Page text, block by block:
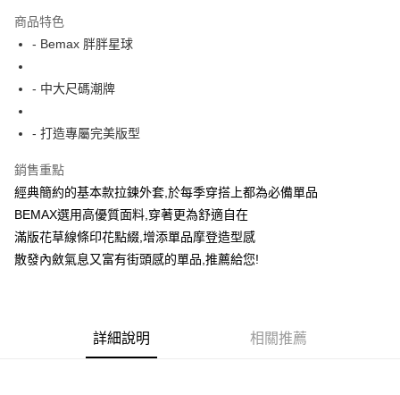
Apple Pay
街口支付
AFTEE先享後付
相關說明
AFTEE先享後付是「在收到商品之後才付款」的支付方式。 讓您購物簡單
便利好安心！
１．簡單：不需註冊會員、不需綁卡、不需儲值。
２．便利：只要手機號碼，簡訊認證，即可結帳。
３．安心：先確認商品／服務後，再付款。
２．訂單成立數日內，您將收到繳費通知簡訊。
３．收到繳費通知簡訊後14天內，點擊此簡訊中的連結，可透過四大超商／
ATM付款
運送方式
全家付款取貨
每筆NT$80，滿NT$1,200(含以上)免運費
商品特色
- Bemax 胖胖星球
- 中大尺碼潮牌
- 打造專屬完美版型
銷售重點
經典簡約的基本款拉鍊外套,於每季穿搭上都為必備單品
BEMAX選用高優質面料,穿著更為舒適自在
滿版花草線條印花點綴,增添單品摩登造型感
散發內斂氣息又富有街頭感的單品,推薦給您!
詳細說明 相關推薦